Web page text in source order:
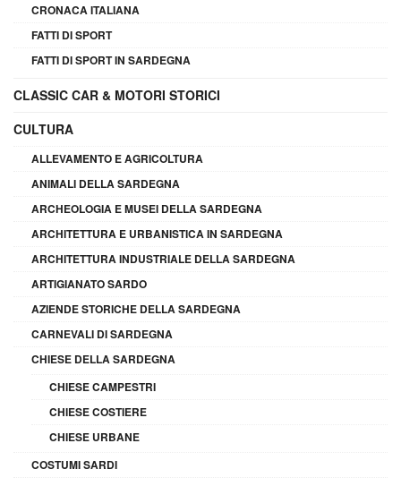
CRONACA ITALIANA
FATTI DI SPORT
FATTI DI SPORT IN SARDEGNA
CLASSIC CAR & MOTORI STORICI
CULTURA
ALLEVAMENTO E AGRICOLTURA
ANIMALI DELLA SARDEGNA
ARCHEOLOGIA E MUSEI DELLA SARDEGNA
ARCHITETTURA E URBANISTICA IN SARDEGNA
ARCHITETTURA INDUSTRIALE DELLA SARDEGNA
ARTIGIANATO SARDO
AZIENDE STORICHE DELLA SARDEGNA
CARNEVALI DI SARDEGNA
CHIESE DELLA SARDEGNA
CHIESE CAMPESTRI
CHIESE COSTIERE
CHIESE URBANE
COSTUMI SARDI